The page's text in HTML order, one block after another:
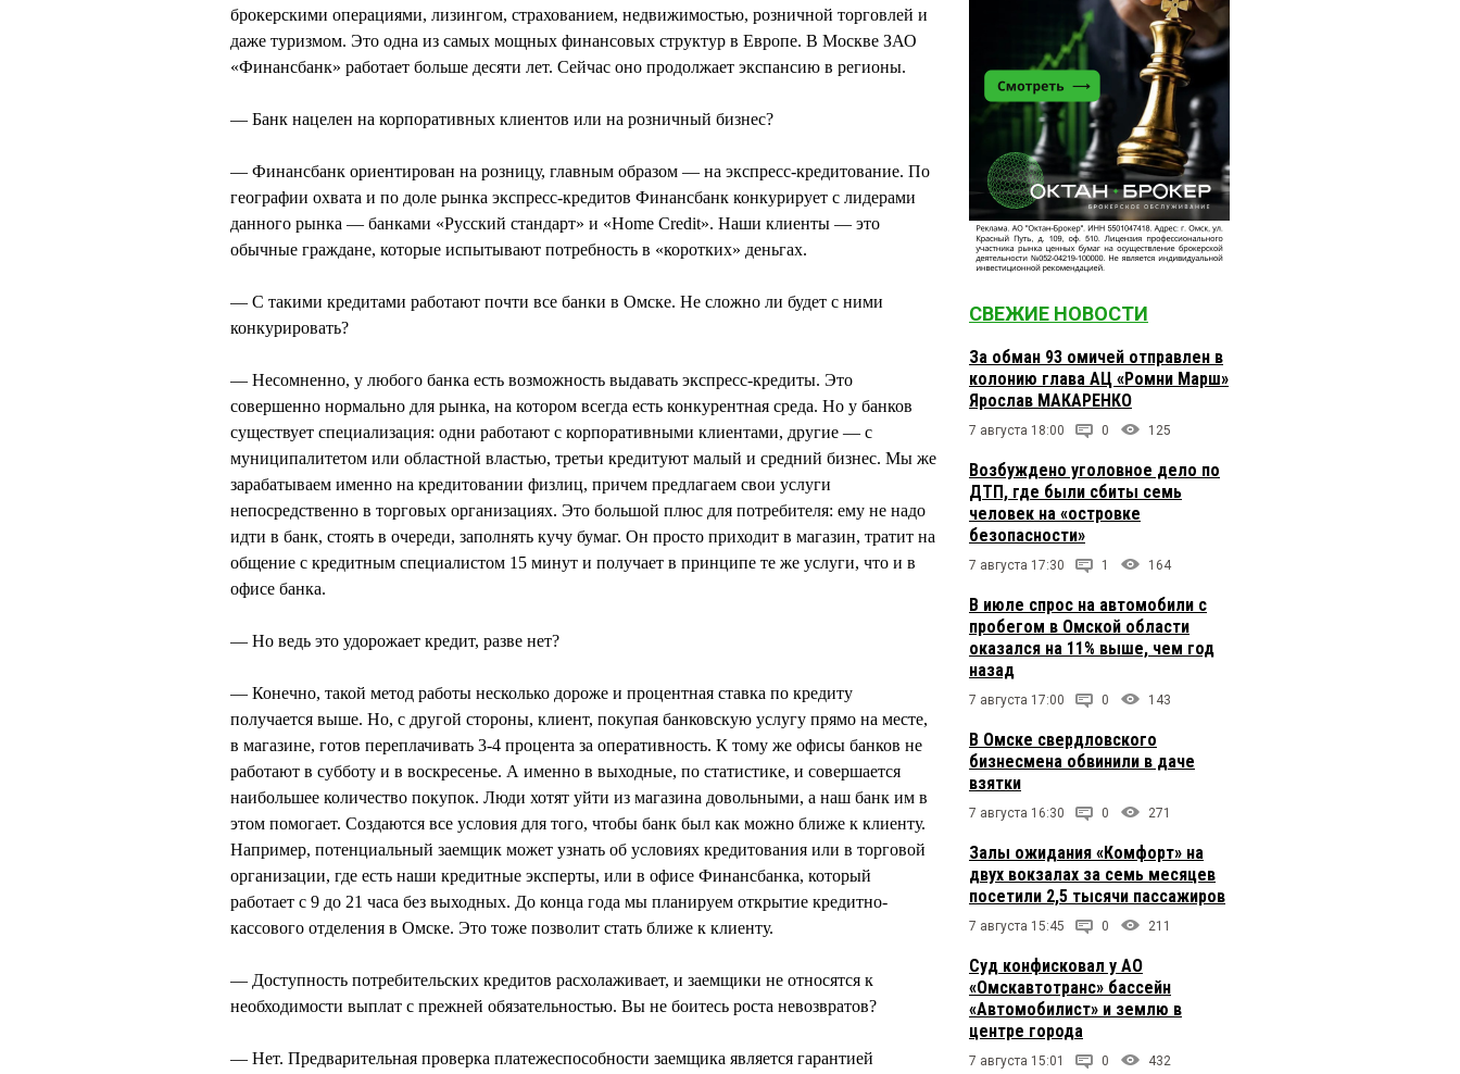
брокерскими операциями, лизингом, страхованием, недвижимостью, розничной торговлей и
даже туризмом. Это одна из самых мощных финансовых структур в Европе. В Москве ЗАО
«Финансбанк» работает больше десяти лет. Сейчас оно продолжает экспансию в регионы.
— Банк нацелен на корпоративных клиентов или на розничный бизнес?
— Финансбанк ориентирован на розницу, главным образом — на экспресс-кредитование. По
географии охвата и по доле рынка экспресс-кредитов Финансбанк конкурирует с лидерами
данного рынка — банками «Русский стандарт» и «Home Credit». Наши клиенты — это
обычные граждане, которые испытывают потребность в «коротких» деньгах.
— С такими кредитами работают почти все банки в Омске. Не сложно ли будет с ними
конкурировать?
— Несомненно, у любого банка есть возможность выдавать экспресс-кредиты. Это
совершенно нормально для рынка, на котором всегда есть конкурентная среда. Но у банков
существует специализация: одни работают с корпоративными клиентами, другие — с
муниципалитетом или областной властью, третьи кредитуют малый и средний бизнес. Мы же
зарабатываем именно на кредитовании физлиц, причем предлагаем свои услуги
непосредственно в торговых организациях. Это большой плюс для потребителя: ему не надо
идти в банк, стоять в очереди, заполнять кучу бумаг. Он просто приходит в магазин, тратит на
общение с кредитным специалистом 15 минут и получает в принципе те же услуги, что и в
офисе банка.
— Но ведь это удорожает кредит, разве нет?
— Конечно, такой метод работы несколько дороже и процентная ставка по кредиту
получается выше. Но, с другой стороны, клиент, покупая банковскую услугу прямо на месте,
в магазине, готов переплачивать 3-4 процента за оперативность. К тому же офисы банков не
работают в субботу и в воскресенье. А именно в выходные, по статистике, и совершается
наибольшее количество покупок. Люди хотят уйти из магазина довольными, а наш банк им в
этом помогает. Создаются все условия для того, чтобы банк был как можно ближе к клиенту.
Например, потенциальный заемщик может узнать об условиях кредитования или в торговой
организации, где есть наши кредитные эксперты, или в офисе Финансбанка, который
работает с 9 до 21 часа без выходных. До конца года мы планируем открытие кредитно-
кассового отделения в Омске. Это тоже позволит стать ближе к клиенту.
— Доступность потребительских кредитов расхолаживает, и заемщики не относятся к
необходимости выплат с прежней обязательностью. Вы не боитесь роста невозвратов?
— Нет. Предварительная проверка платежеспособности заемщика является гарантией
СВЕЖИЕ НОВОСТИ
За обман 93 омичей отправлен в
колонию глава АЦ «Ромни Марш»
Ярослав МАКАРЕНКО
7 августа 18:00 0 125
Возбуждено уголовное дело по
ДТП, где были сбиты семь
человек на «островке
безопасности»
7 августа 17:30 1 164
В июле спрос на автомобили с
пробегом в Омской области
оказался на 11% выше, чем год
назад
7 августа 17:00 0 143
В Омске свердловского
бизнесмена обвинили в даче
взятки
7 августа 16:30 0 271
Залы ожидания «Комфорт» на
двух вокзалах за семь месяцев
посетили 2,5 тысячи пассажиров
7 августа 15:45 0 211
Суд конфисковал у АО
«Омскавтотранс» бассейн
«Автомобилист» и землю в
центре города
7 августа 15:01 0 432